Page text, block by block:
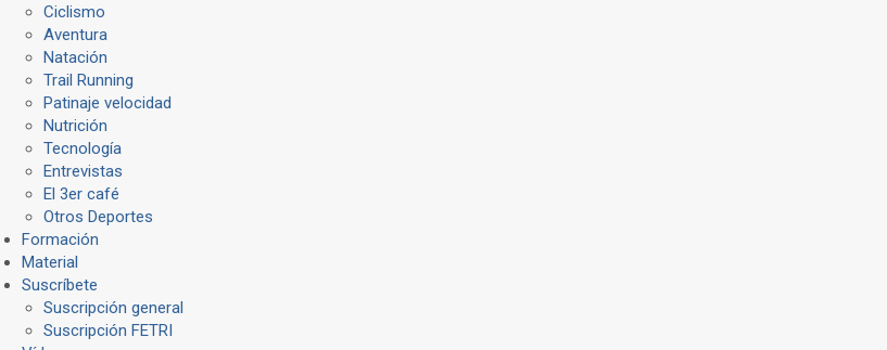
Ciclismo
Aventura
Natación
Trail Running
Patinaje velocidad
Nutrición
Tecnología
Entrevistas
El 3er café
Otros Deportes
Formación
Material
Suscríbete
Suscripción general
Suscripción FETRI